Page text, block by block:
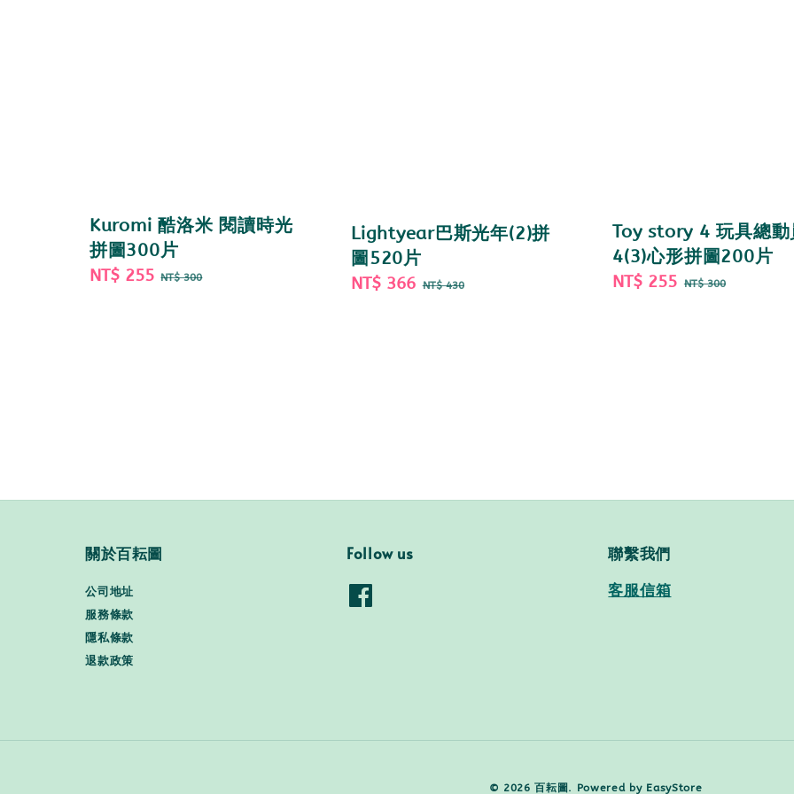
Kuromi 酷洛米 閱讀時光
拼圖300片
Sale
NT$ 255 Regular
NT$ 300
Lightyear巴斯光年(2)拼
圖520片
Sale
NT$ 366 Regular
NT$ 430
Toy story 4 玩具總動
4(3)心形拼圖200片
Sale
NT$ 255 Regular
NT$ 300
關於百耘圖
公司地址
服務條款
隱私條款
退款政策
Follow us 聯繫我們
客服信箱
© 2026 百耘圖. Powered by EasyStore